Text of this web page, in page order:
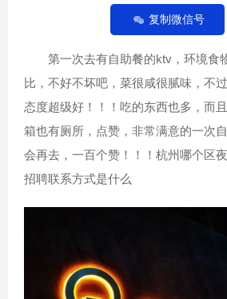
复制微信号
第一次去有自助餐的ktv，环境食
比，不好不坏吧，菜很咸很腻味，不
态度超级好！！！吃的东西也多，而
箱也有厕所，点赞，非常满意的一次
会再去，一百个赞！！！杭州哪个区
招聘联系方式是什么